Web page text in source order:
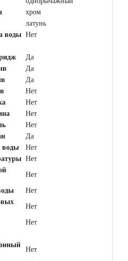
хром
латунь
воды Нет
Да
Да
Да
Нет
Нет
Нет
Нет
Да
воды
Нет
Нет
Нет
Нет
Нет
Нет
Нет